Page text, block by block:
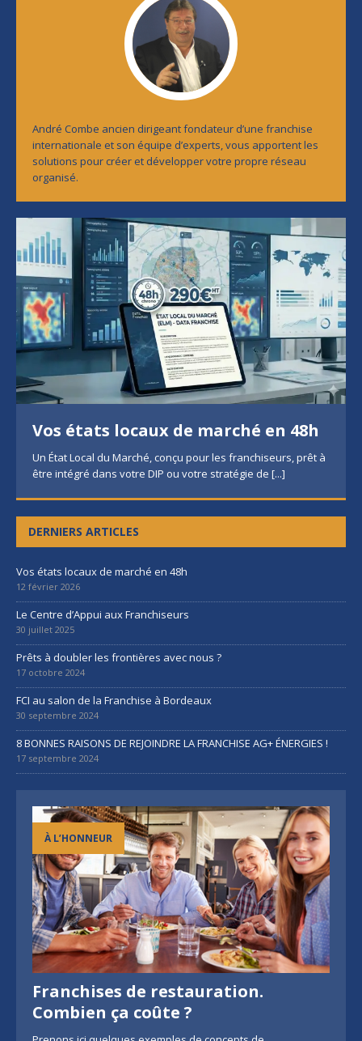
André Combe ancien dirigeant fondateur d’une franchise
internationale et son équipe d’experts, vous apportent les
solutions pour créer et développer votre propre réseau
organisé.
Vos états locaux de marché en 48h
Un État Local du Marché, conçu pour les franchiseurs, prêt à
être intégré dans votre DIP ou votre stratégie de [...]
DERNIERS ARTICLES
Vos états locaux de marché en 48h
12 février 2026
Le Centre d’Appui aux Franchiseurs
30 juillet 2025
Prêts à doubler les frontières avec nous ?
17 octobre 2024
FCI au salon de la Franchise à Bordeaux
30 septembre 2024
8 BONNES RAISONS DE REJOINDRE LA FRANCHISE AG+ ÉNERGIES !
17 septembre 2024
À L’HONNEUR
Franchises de restauration.
Combien ça coûte ?